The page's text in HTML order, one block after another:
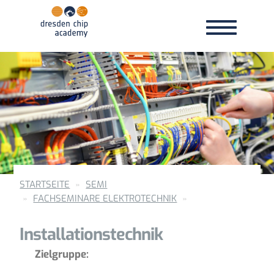
navigation
Toggle
navigation
STARTSEITE
SEMI
FACHSEMINARE ELEKTROTECHNIK
Installationstechnik
Zielgruppe: